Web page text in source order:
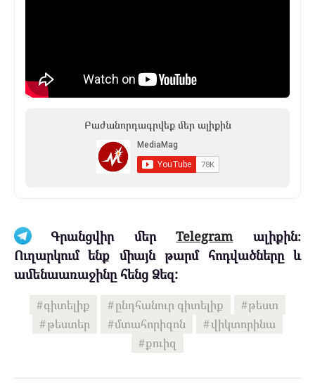
Բաժանորդագրվեք մեր ալիքին
Գրանցվիր մերTelegramալիքին։
Ուղարկում ենք միայն թարմ հոդվածները և
ամենաառաջինը հենց Ձեզ:
գիտելիք ընդհանուր գիտելիք
թեստ
թեստեր
մտահորիզոն
վիկտորինա
քուիզ